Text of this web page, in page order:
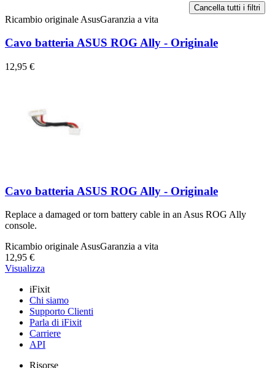
Cancella tutti i filtri
Ricambio originale AsusGaranzia a vita
Cavo batteria ASUS ROG Ally - Originale
12,95 €
Cavo batteria ASUS ROG Ally - Originale
Replace a damaged or torn battery cable in an Asus ROG Ally
console.
Ricambio originale AsusGaranzia a vita
12,95 €
Visualizza
iFixit
Chi siamo
Supporto Clienti
Parla di iFixit
Carriere
API
Risorse